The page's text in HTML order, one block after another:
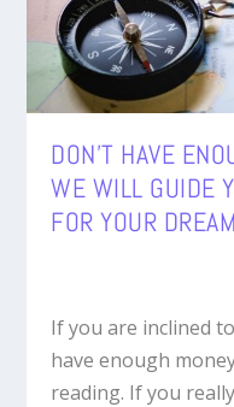
DON’T HAVE
WE WILL GUIDE
FOR YOUR
If you are inclined
have enough
reading. If you